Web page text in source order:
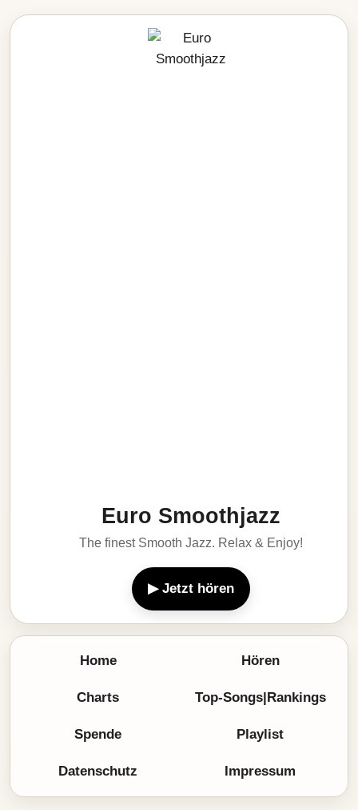
Euro Smoothjazz
The finest Smooth Jazz. Relax & Enjoy!
▶ Jetzt hören
Home Hören
Charts Top-Songs|Rankings
Spende Playlist
Datenschutz Impressum